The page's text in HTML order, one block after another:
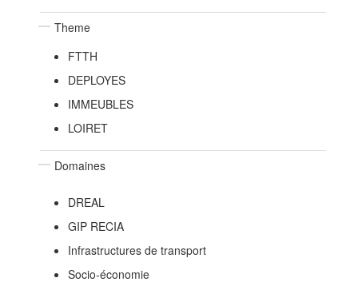
Theme
FTTH
DEPLOYES
IMMEUBLES
LOIRET
Domaines
DREAL
GIP RECIA
Infrastructures de transport
Socio-économie